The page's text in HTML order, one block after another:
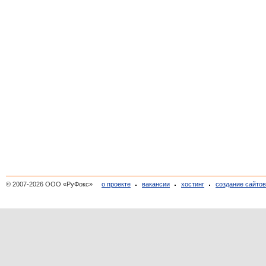
© 2007-2026 ООО «РуФокс» о проекте вакансии хостинг создание сайтов